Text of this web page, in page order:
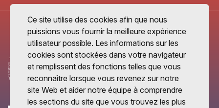
Ce site utilise des cookies afin que nous
puissions vous fournir la meilleure expérience
utilisateur possible. Les informations sur les
cookies sont stockées dans votre navigateur
et remplissent des fonctions telles que vous
reconnaître lorsque vous revenez sur notre
site Web et aider notre équipe à comprendre
les sections du site que vous trouvez les plus